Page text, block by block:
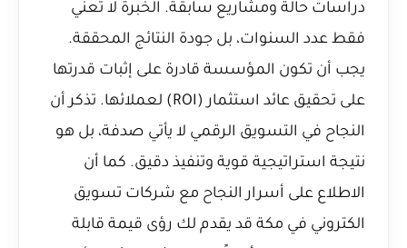
دراسات حالة ومشاريع سابقة. الخبرة لا تعني
فقط عدد السنوات، بل جودة النتائج المحققة.
يجب أن تكون المؤسسة قادرة على إثبات قدرتها
على تحقيق عائد استثمار (ROI) لعملائها. تذكر أن
النجاح في التسويق الرقمي لا يأتي صدفة، بل هو
نتيجة استراتيجية قوية وتنفيذ دقيق. كما أن
الاطلاع على أسرار النجاح مع شركات تسويق
الكتروني في مكة قد يقدم لك رؤى قيمة قابلة